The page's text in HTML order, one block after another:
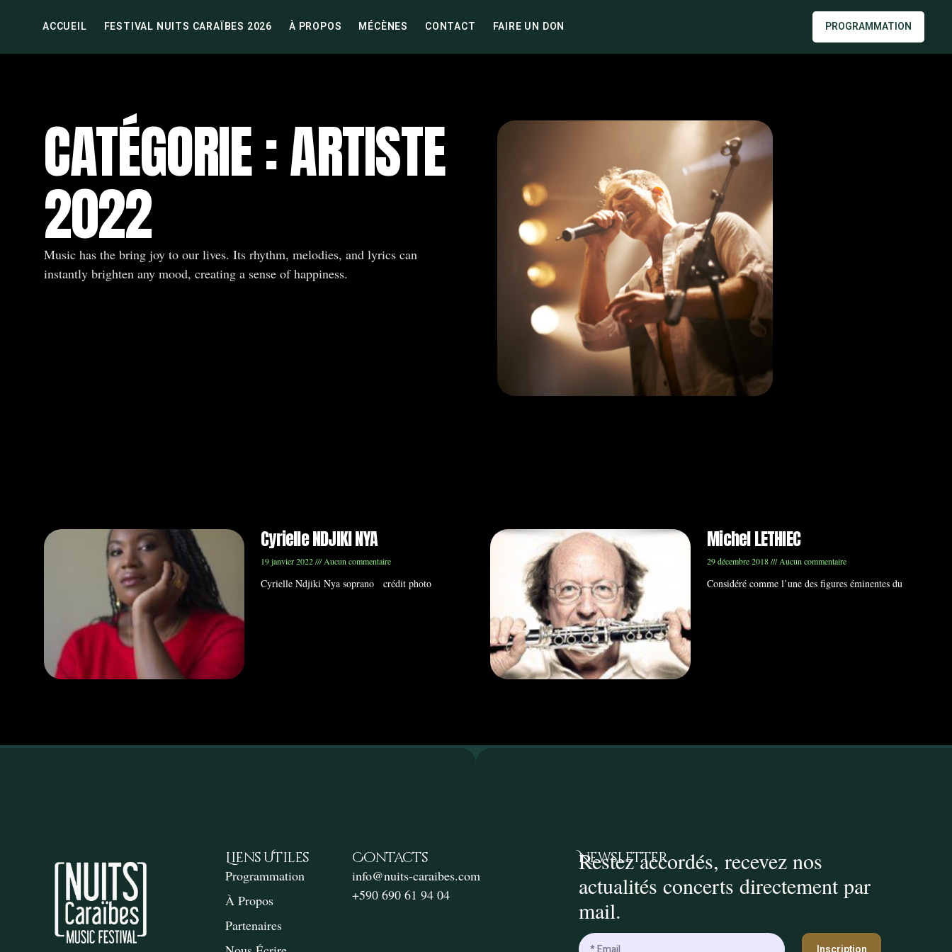
ACCUEIL FESTIVAL NUITS CARAÏBES 2026 À PROPOS MÉCÈNES CONTACT FAIRE UN DON PROGRAMMATION
CATÉGORIE : ARTISTE
2022
Music has the bring joy to our lives. Its rhythm, melodies, and lyrics can
instantly brighten any mood, creating a sense of happiness.
Cyrielle NDJIKI NYA
19 janvier 2022 Aucun commentaire
Cyrielle Ndjiki Nya soprano crédit photo
Michel LETHIEC
29 décembre 2018 Aucun commentaire
Considéré comme l’une des figures éminentes du
Liens Utiles
Programmation
À Propos
Partenaires
Contacts
info@nuits-caraibes.com
+590 690 61 94 04
Newsletter
Restez accordés, recevez nos
actualités concerts directement par
mail.